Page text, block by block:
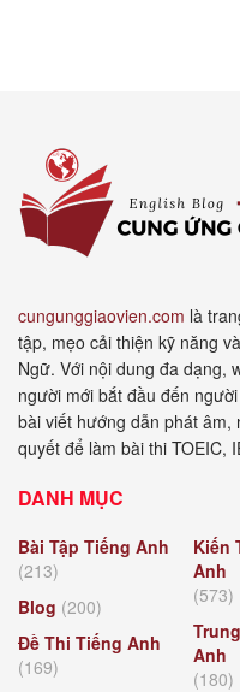
cungunggiaovien.com là
tập, mẹo cải thiện kỹ năng
Ngữ. Với nội dung đa dạng,
người mới bắt đầu đến
bài viết hướng dẫn phát
quyết để làm bài thi TOEIC,
DANH MỤC
Bài Tập Tiếng Anh
(213)
Blog (200)
Đề Thi Tiếng Anh
(169)
Kiến
Anh
(573)
Anh
(180)